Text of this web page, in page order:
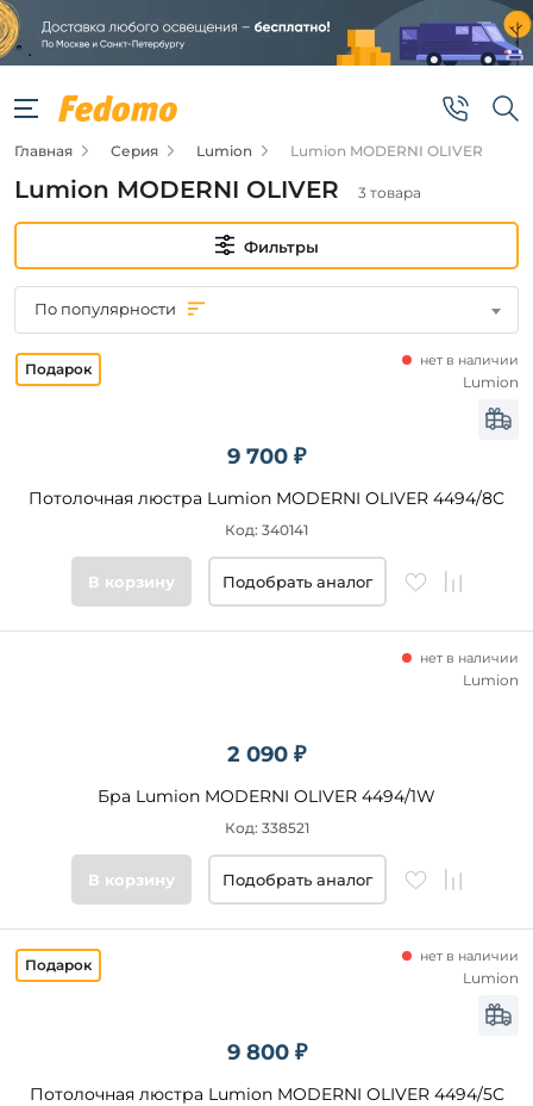
Фильтры
Цена
от
Бренд
Цвет
основания
Главная Серия Lumion Lumion MODERNI OLIVER
Lumion MODERNI OLIVER 3 товара
Фильтры
По популярности
9 700 ₽
Потолочная люстра Lumion MODERNI OLIVER 4494/8C
нет в наличии
Код: 340141
Lumion
В корзину Подобрать аналог
2 090 ₽
Бра Lumion MODERNI OLIVER 4494/1W
нет в наличии
Код: 338521
Lumion
В корзину Подобрать аналог
9 800 ₽
Потолочная люстра Lumion MODERNI OLIVER 4494/5C
нет в наличии
Lumion